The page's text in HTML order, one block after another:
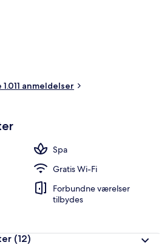
kun godt at sige om stedets
morgenmad. Offentlig transport er tæt
1.011 anmeldelser
Spa
Gratis Wi-Fi
Forbundne værelser
tilbydes
(12)